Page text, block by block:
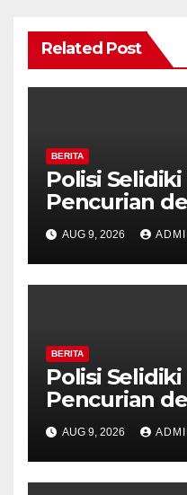
Related Post
BERITA
Polisi
Pencurian
Kekerasan di
Royal Phone
AUG 9, 2026
BERITA
Polisi
Pencurian
Kekerasan di
Royal Phone
AUG 9, 2026